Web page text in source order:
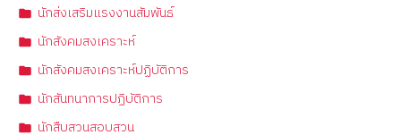
นักส่งเสริมแรงงานสัมพันธ์
นักสังคมสงเคราะห์
นักสังคมสงเคราะห์ปฏิบัติการ
นักสันทนาการปฏิบัติการ
นักสืบสวนสอบสวน